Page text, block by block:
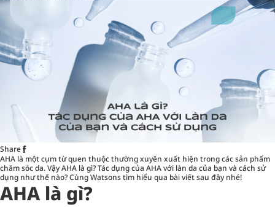
Share
AHA là một cụm từ quen thuộc thường xuyên xuất hiện trong các sản phẩm
chăm sóc da. Vậy AHA là gì? Tác dụng của AHA với làn da của bạn và cách sử
dụng như thế nào? Cùng Watsons tìm hiểu qua bài viết sau đây nhé!
AHA là gì?